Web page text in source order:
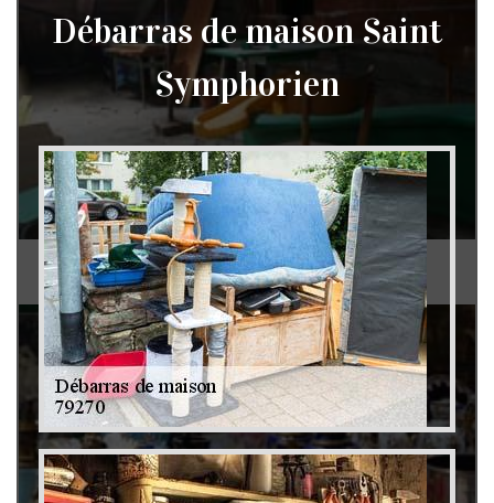
Débarras de grenier et cave 79
Débarras de maison Saint
Symphorien